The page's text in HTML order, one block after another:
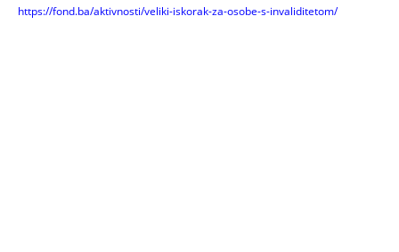
https://fond.ba/aktivnosti/veliki-iskorak-za-osobe-s-invaliditetom/